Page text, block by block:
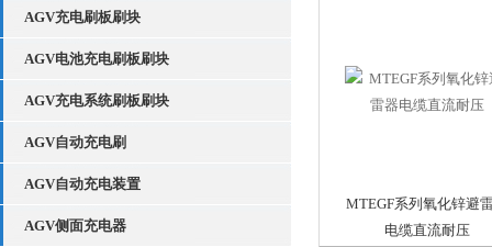
AGV充电刷板刷块
AGV电池充电刷板刷块
AGV充电系统刷板刷块
AGV自动充电刷
AGV自动充电装置
AGV侧面充电器
MTEGF系列氧化锌避
电缆直流耐压